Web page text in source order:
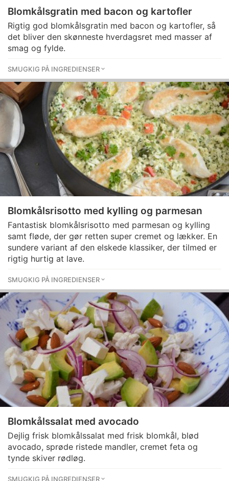
Blomkålsgratin med bacon og kartofler
Rigtig god blomkålsgratin med bacon og kartofler, så
det bliver den skønneste hverdagsret med masser af
smag og fylde.
SMUGKIG PÅ INGREDIENSER
Blomkålsrisotto med kylling og parmesan
Fantastisk blomkålsrisotto med parmesan og kylling
samt fløde, der gør retten super cremet og lækker. En
sundere variant af den elskede klassiker, der tilmed er
rigtig hurtig at lave.
SMUGKIG PÅ INGREDIENSER
Blomkålssalat med avocado
Dejlig frisk blomkålssalat med frisk blomkål, blød
avocado, sprøde ristede mandler, cremet feta og
tynde skiver rødløg.
SMUGKIG PÅ INGREDIENSER